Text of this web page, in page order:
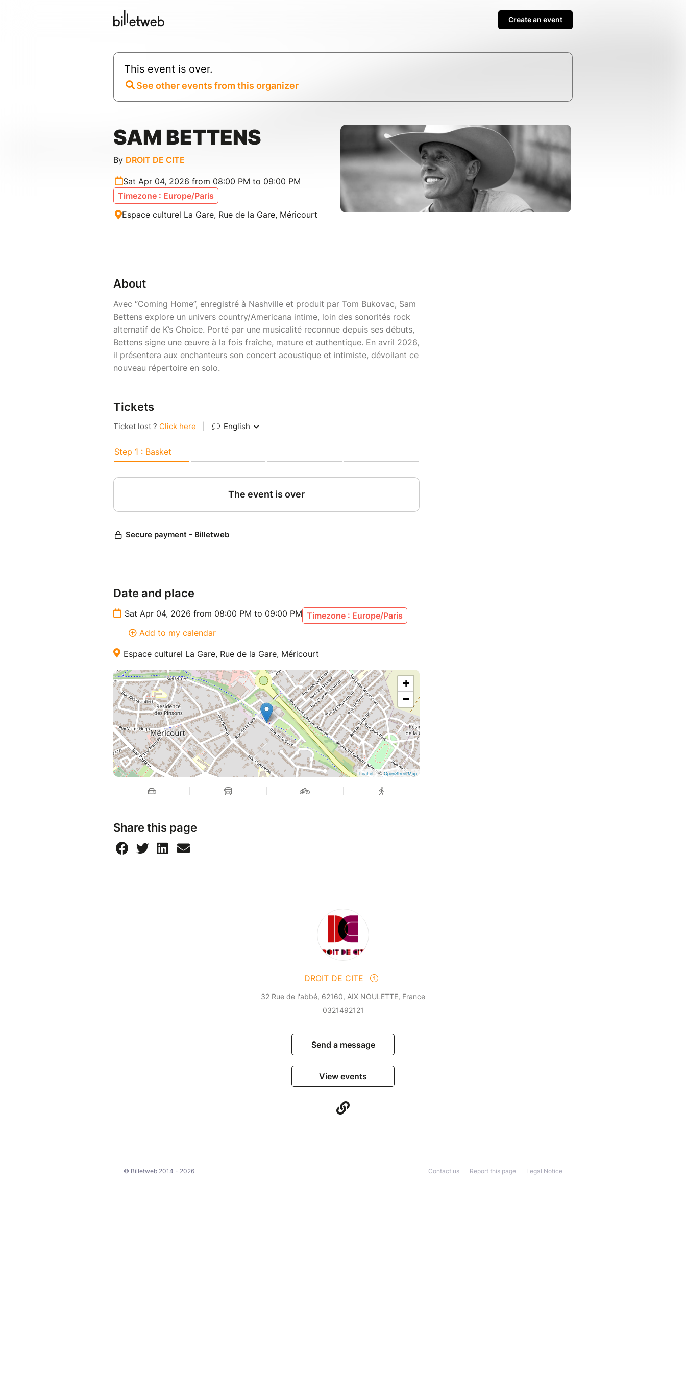
Create an event
This event is over.
See other events from this organizer
SAM BETTENS
By DROIT DE CITE
Sat Apr 04, 2026 from 08:00 PM to 09:00 PM
Timezone : Europe/Paris
Espace culturel La Gare, Rue de la Gare, Méricourt
About
Avec “Coming Home”, enregistré à Nashville et produit par Tom Bukovac, Sam
Bettens explore un univers country/Americana intime, loin des sonorités rock
alternatif de K’s Choice. Porté par une musicalité reconnue depuis ses débuts,
Bettens signe une œuvre à la fois fraîche, mature et authentique. En avril 2026,
il présentera aux enchanteurs son concert acoustique et intimiste, dévoilant ce
nouveau répertoire en solo.
Tickets
Date and place
Sat Apr 04, 2026 from 08:00 PM to 09:00 PM Timezone : Europe/Paris
Add to my calendar
Espace culturel La Gare, Rue de la Gare, Méricourt
+
−
Leaflet| ©OpenStreetMap
Share this page
DROIT DE CITE
32 Rue de l'abbé, 62160, AIX NOULETTE, France
0321492121
Send a message
View events
© Billetweb 2014 - 2026 Legal Notice
Report this page
Contact us